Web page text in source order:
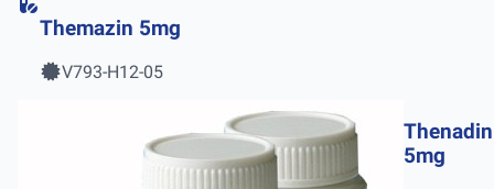
Themazin 5mg
V793-H12-05
Thenadin
5mg